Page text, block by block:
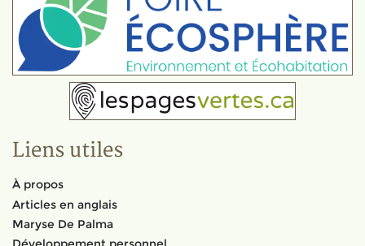
Liens utiles
À propos
Articles en anglais
Maryse De Palma